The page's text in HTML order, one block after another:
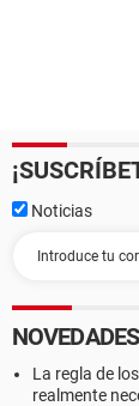
Noticias
NOVEDADES
La regla de
realmente